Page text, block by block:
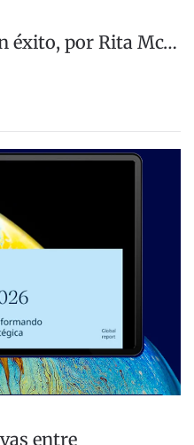
éxito, por Rita Mc…
entre